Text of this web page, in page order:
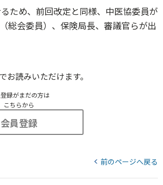
ため、前回改定と同様、中医協委員が
会委員）、保険局長、審議官らが出
読みいただけます。
録がまだの方は
こちらから
会員登録
前のページへ戻る